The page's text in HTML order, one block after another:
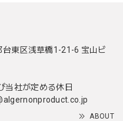
東区浅草橋1-21-6 宝山ビ
当社が定める休日
ABOUT